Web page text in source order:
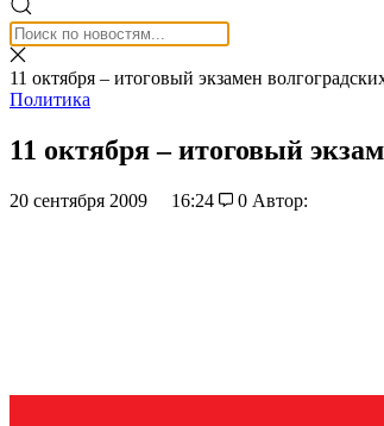
11 октября – итоговый экзамен
Политика
11 октября – итоговый
20 сентября 2009 16:24 0 Автор: